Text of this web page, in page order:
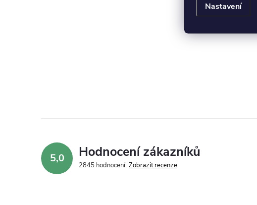
Nastavení
5,0 Hodnocení zákazníků
2845 hodnocení Zobrazit recenze